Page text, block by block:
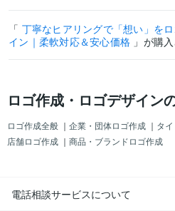
「 丁寧なヒアリングで「想い」を
イン｜柔軟対応＆安心価格 」が購
ロゴ作成・ロゴデザイン
ロゴ作成全般 ｜ 企業・団体ロゴ作成 ｜ タ
店舗ロゴ作成 ｜ 商品・ブランドロゴ作成
電話相談サービスについて